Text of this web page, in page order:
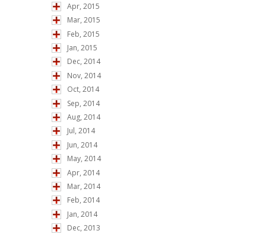
Apr, 2015
Mar, 2015
Feb, 2015
Jan, 2015
Dec, 2014
Nov, 2014
Oct, 2014
Sep, 2014
Aug, 2014
Jul, 2014
Jun, 2014
May, 2014
Apr, 2014
Mar, 2014
Feb, 2014
Jan, 2014
Dec, 2013